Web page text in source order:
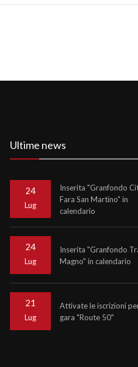
Ultime news
24
Lug
Inserita "Granfondo
Fara San Martino" in
calendario
24
Lug
Inserita "Granfondo
Magno" in calendario
21
Lug
Attivate le iscrizioni
gara "Route 50"